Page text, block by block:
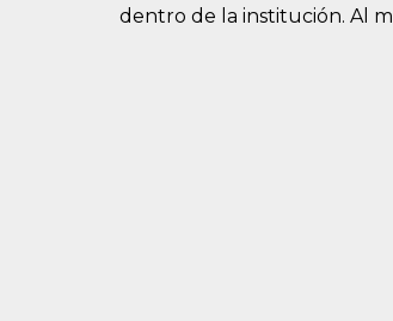
dentro de la institución. Al